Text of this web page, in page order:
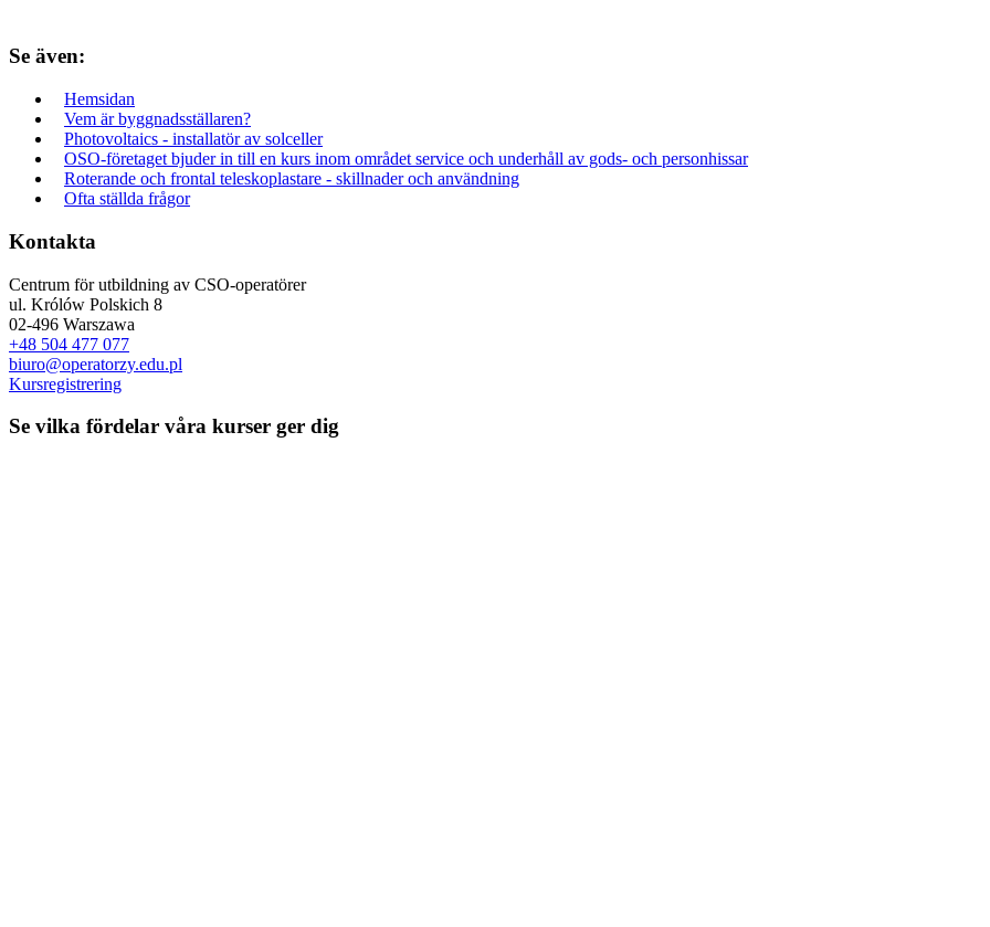
Se även:
Hemsidan
Vem är byggnadsställaren?
Photovoltaics - installatör av solceller
OSO-företaget bjuder in till en kurs inom området service och underhåll av gods- och personhissar
Roterande och frontal teleskoplastare - skillnader och användning
Ofta ställda frågor
Kontakta
Centrum för utbildning av CSO-operatörer
ul. Królów Polskich 8
02-496 Warszawa
+48 504 477 077
biuro@operatorzy.edu.pl
Kursregistrering
Se vilka fördelar våra kurser ger dig